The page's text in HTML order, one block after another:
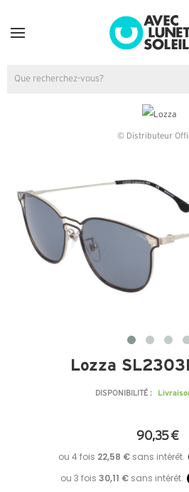
© Distributeur
Lozza
DISPONIBILITÉ :
90,35 €